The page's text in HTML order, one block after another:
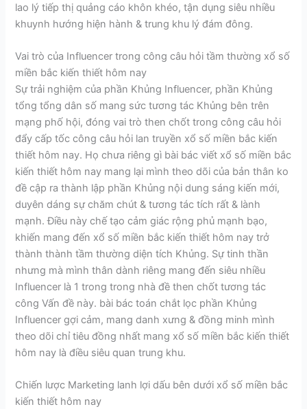
lao lý tiếp thị quảng cáo khôn khéo, tận dụng siêu nhiều
khuynh hướng hiện hành & trung khu lý đám đông.
Vai trò của Influencer trong công câu hỏi tầm thường xổ số
miền bắc kiến thiết hôm nay
Sự trải nghiệm của phần Khủng Influencer, phần Khủng
tổng tổng dân số mang sức tương tác Khủng bên trên
mạng phố hội, đóng vai trò then chốt trong công câu hỏi
đẩy cấp tốc công câu hỏi lan truyền xổ số miền bắc kiến
thiết hôm nay. Họ chưa riêng gì bài bác viết xổ số miền bắc
kiến thiết hôm nay mang lại mình theo dõi của bản thân ko
đề cập ra thành lập phần Khủng nội dung sáng kiến mới,
duyên dáng sự chăm chút & tương tác tích rất & lành
mạnh. Điều này chế tạo cảm giác rộng phủ mạnh bạo,
khiến mang đến xổ số miền bắc kiến thiết hôm nay trở
thành thành tầm thường diện tích Khủng. Sự tinh thần
nhưng mà mình thân dành riêng mang đến siêu nhiều
Influencer là 1 trong trong nhà đề then chốt tương tác
công Vấn đề này. bài bác toán chắt lọc phần Khủng
Influencer gợi cảm, mang danh xưng & đồng minh mình
theo dõi chỉ tiêu đồng nhất mang xổ số miền bắc kiến thiết
hôm nay là điều siêu quan trung khu.
Chiến lược Marketing lanh lợi dấu bên dưới xổ số miền bắc
kiến thiết hôm nay